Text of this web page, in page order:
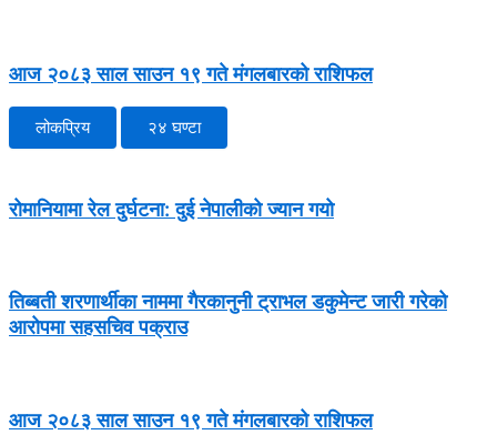
आज २०८३ साल साउन १९ गते मंगलबारको राशिफल
लोकप्रिय २४ घण्टा
रोमानियामा रेल दुर्घटना: दुई नेपालीको ज्यान गयो
तिब्बती शरणार्थीका नाममा गैरकानुनी ट्राभल डकुमेन्ट जारी गरेको
आरोपमा सहसचिव पक्राउ
आज २०८३ साल साउन १९ गते मंगलबारको राशिफल